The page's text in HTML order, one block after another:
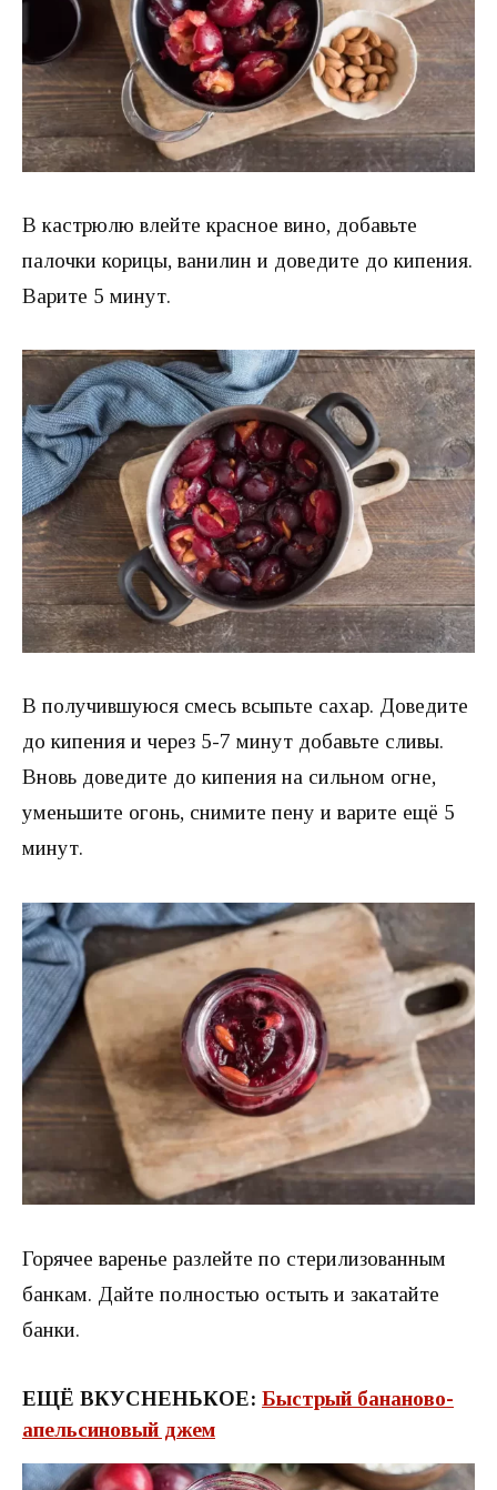
В кастрюлю влейте красное вино, добавьте
палочки корицы, ванилин и доведите до кипения.
Варите 5 минут.
В получившуюся смесь всыпьте сахар. Доведите
до кипения и через 5-7 минут добавьте сливы.
Вновь доведите до кипения на сильном огне,
уменьшите огонь, снимите пену и варите ещё 5
минут.
Горячее варенье разлейте по стерилизованным
банкам. Дайте полностью остыть и закатайте
банки.
ЕЩЁ ВКУСНЕНЬКОЕ: Быстрый бананово-
апельсиновый джем